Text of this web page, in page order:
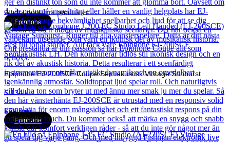
Andra populära produkter
Epiphone
Epiphone EJ-200SCE Coupe Semiakustisk Vintage Sunburst
6 134kr
Läs mer
Epiphone